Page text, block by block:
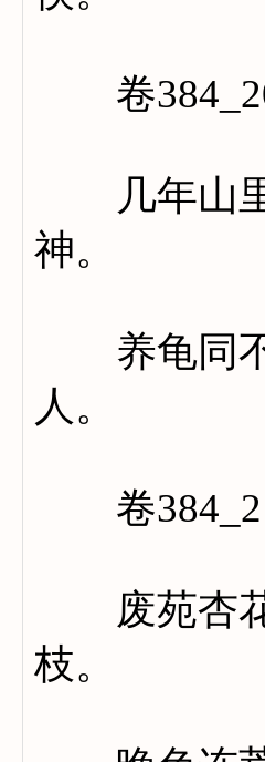
卷384_20
几年山里
神。
养龟同不
人。
卷384_21
废苑杏花
枝。